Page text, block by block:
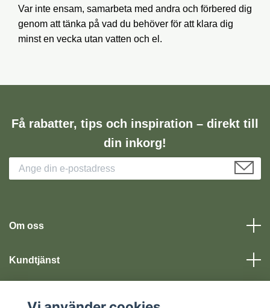
Var inte ensam, samarbeta med andra och förbered dig
genom att tänka på vad du behöver för att klara dig
minst en vecka utan vatten och el.
Få rabatter, tips och inspiration – direkt till
din inkorg!
Om oss
Kundtjänst